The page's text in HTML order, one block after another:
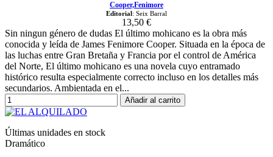
Cooper,Fenimore
Editorial: Seix Barral
13,50 €
Sin ningun género de dudas El último mohicano es la obra más
conocida y leída de James Fenimore Cooper. Situada en la época de
las luchas entre Gran Bretaña y Francia por el control de América
del Norte, El último mohicano es una novela cuyo entramado
histórico resulta especialmente correcto incluso en los detalles más
secundarios. Ambientada en el...
Añadir al carrito
Últimas unidades en stock
Dramático